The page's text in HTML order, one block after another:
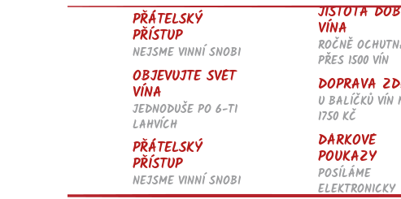
PŘÁTELSKÝ
PŘÍSTUP
NEJSME VINNÍ SNOBI
JISTOTA
VÍNA
ROČNĚ
PŘES 1500 VÍN
OBJEVUJTE SVĚT
VÍNA
JEDNODUŠE PO 6-TI
LAHVÍCH
DOPRAVA
U BALÍČKŮ VÍN
1750 KČ
PŘÁTELSKÝ
PŘÍSTUP
NEJSME VINNÍ SNOBI
DÁRKOVÉ
POUKAZY
POSÍLÁME
ELEKTRONICKY